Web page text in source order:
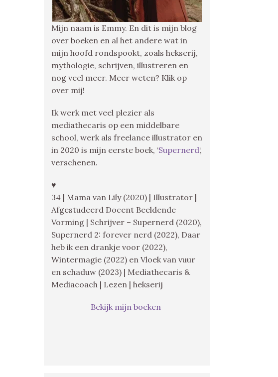
Mijn naam is Emmy. En dit is mijn blog
over boeken en al het andere wat in
mijn hoofd rondspookt, zoals hekserij,
mythologie, schrijven, illustreren en
nog veel meer. Meer weten? Klik op
over mij!
Ik werk met veel plezier als
mediathecaris op een middelbare
school, werk als freelance illustrator en
in 2020 is mijn eerste boek, ‘Supernerd‘,
verschenen.
♥
34 | Mama van Lily (2020) | Illustrator |
Afgestudeerd Docent Beeldende
Vorming | Schrijver – Supernerd (2020),
Supernerd 2: forever nerd (2022), Daar
heb ik een drankje voor (2022),
Wintermagie (2022) en Vloek van vuur
en schaduw (2023) | Mediathecaris &
Mediacoach | Lezen | hekserij
Bekijk mijn boeken